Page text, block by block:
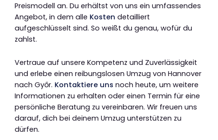
Preismodell an. Du erhältst von uns ein umfassendes
Angebot, in dem alle Kosten detailliert
aufgeschlüsselt sind. So weißt du genau, wofür du
zahlst.
Vertraue auf unsere Kompetenz und Zuverlässigkeit
und erlebe einen reibungslosen Umzug von Hannover
nach Győr. Kontaktiere uns noch heute, um weitere
Informationen zu erhalten oder einen Termin für eine
persönliche Beratung zu vereinbaren. Wir freuen uns
darauf, dich bei deinem Umzug unterstützen zu
dürfen.